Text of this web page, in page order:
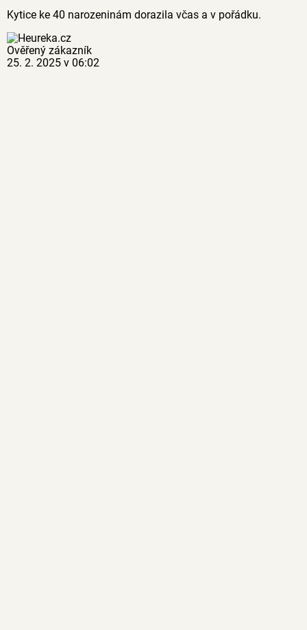
Kytice ke 40 narozeninám dorazila včas a v pořádku.
Ověřený zákazník
25. 2. 2025 v 06:02